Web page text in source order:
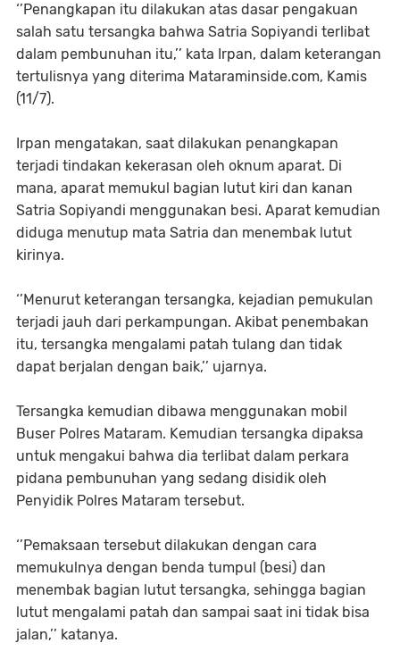
‘’Penangkapan itu dilakukan atas dasar pengakuan
salah satu tersangka bahwa Satria Sopiyandi terlibat
dalam pembunuhan itu,’’ kata Irpan, dalam keterangan
tertulisnya yang diterima Mataraminside.com, Kamis
(11/7).
Irpan mengatakan, saat dilakukan penangkapan
terjadi tindakan kekerasan oleh oknum aparat. Di
mana, aparat memukul bagian lutut kiri dan kanan
Satria Sopiyandi menggunakan besi. Aparat kemudian
diduga menutup mata Satria dan menembak lutut
kirinya.
‘’Menurut keterangan tersangka, kejadian pemukulan
terjadi jauh dari perkampungan. Akibat penembakan
itu, tersangka mengalami patah tulang dan tidak
dapat berjalan dengan baik,’’ ujarnya.
Tersangka kemudian dibawa menggunakan mobil
Buser Polres Mataram. Kemudian tersangka dipaksa
untuk mengakui bahwa dia terlibat dalam perkara
pidana pembunuhan yang sedang disidik oleh
Penyidik Polres Mataram tersebut.
‘’Pemaksaan tersebut dilakukan dengan cara
memukulnya dengan benda tumpul (besi) dan
menembak bagian lutut tersangka, sehingga bagian
lutut mengalami patah dan sampai saat ini tidak bisa
jalan,’’ katanya.